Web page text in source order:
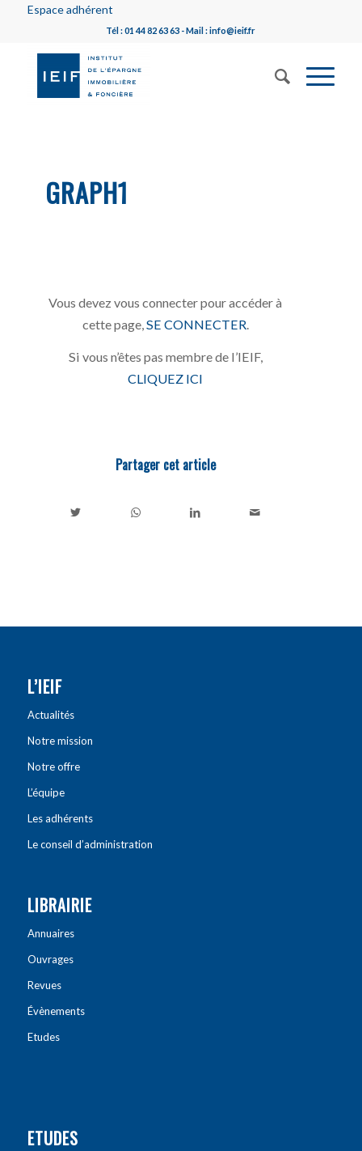
Espace adhérent
Tél : 01 44 82 63 63 - Mail : info@ieif.fr
GRAPH1
Vous devez vous connecter pour accéder à
cette page, SE CONNECTER
Si vous n’êtes pas membre de l’IEIF,
CLIQUEZ ICI
Partager cet article
L’IEIF
Actualités
Notre mission
Notre offre
L’équipe
Les adhérents
Le conseil d’administration
LIBRAIRIE
Annuaires
Ouvrages
Revues
Évènements
Etudes
ETUDES